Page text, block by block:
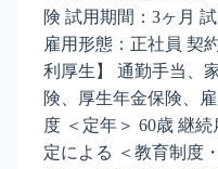
険 試用期間：3ヶ月
雇用形態：正社員 契
利厚生】 通勤手当、
険、厚生年金保険、
度 ＜定年＞ 60歳 継
定による ＜教育制度